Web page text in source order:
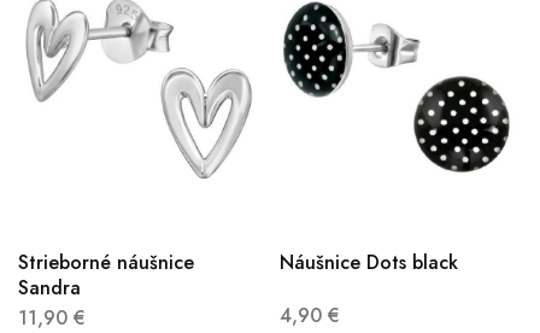
Strieborné náušnice
Sandra
11,90 €
Náušnice Dots black
4,90 €